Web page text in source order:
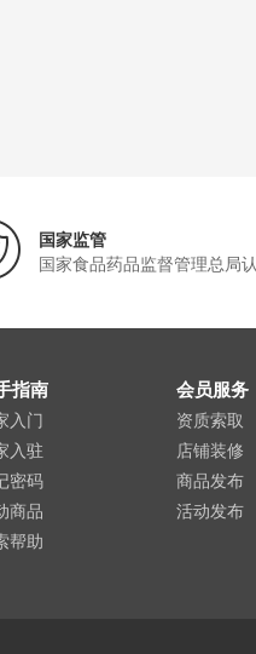
国家监管
国家食品药品监督管理总局
指南
入门
入驻
密码
商品
帮助
会员服务
资质索取
店铺装修
商品发布
活动发布